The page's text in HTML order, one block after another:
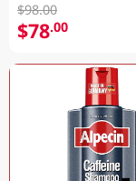
$98.00
$78.00